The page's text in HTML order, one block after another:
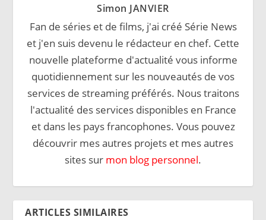
Simon JANVIER
Fan de séries et de films, j'ai créé Série News
et j'en suis devenu le rédacteur en chef. Cette
nouvelle plateforme d'actualité vous informe
quotidiennement sur les nouveautés de vos
services de streaming préférés. Nous traitons
l'actualité des services disponibles en France
et dans les pays francophones. Vous pouvez
découvrir mes autres projets et mes autres
sites sur mon blog personnel.
ARTICLES SIMILAIRES